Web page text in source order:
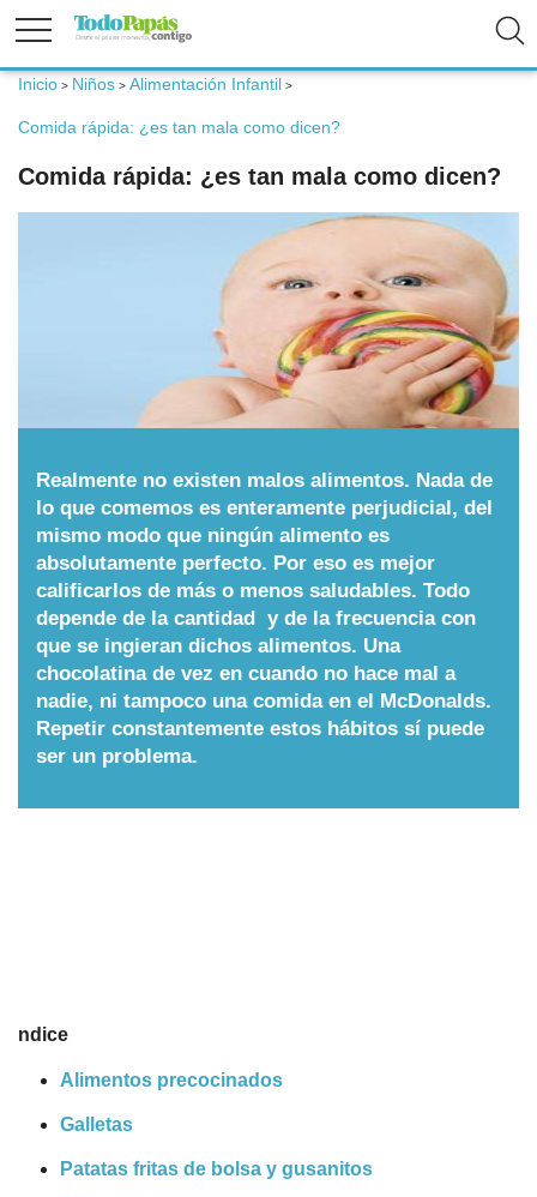
Embarazo
Calculadoras
Nombres
Cuentos
Inicio > Niños > Alimentación Infantil >
Comida rápida: ¿es tan mala como dicen?
Comida rápida: ¿es tan mala como dicen?
Realmente no existen malos alimentos. Nada de
lo que comemos es enteramente perjudicial, del
mismo modo que ningún alimento es
absolutamente perfecto. Por eso es mejor
calificarlos de más o menos saludables. Todo
depende de la cantidad y de la frecuencia con
que se ingieran dichos alimentos. Una
chocolatina de vez en cuando no hace mal a
nadie, ni tampoco una comida en el McDonalds.
Repetir constantemente estos hábitos sí puede
ser un problema.
ndice
Alimentos precocinados
Galletas
Patatas fritas de bolsa y gusanitos